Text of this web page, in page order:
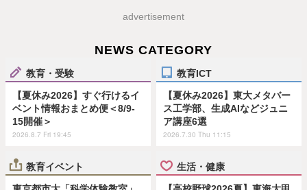
advertisement
NEWS CATEGORY
教育・受験
【夏休み2026】すぐ行けるイ
ベント情報おまとめ便＜8/9-
15開催＞
2026.8.7 Fri 19:45
教育ICT
【夏休み2026】東大メタバー
ス工学部、生成AIなどジュニ
ア講座6選
2026.7.30 Thu 11:15
教育イベント 生活・健康